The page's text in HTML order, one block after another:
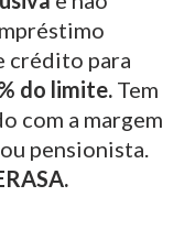
crédito para
do limite. Tem
com a margem
pensionista.